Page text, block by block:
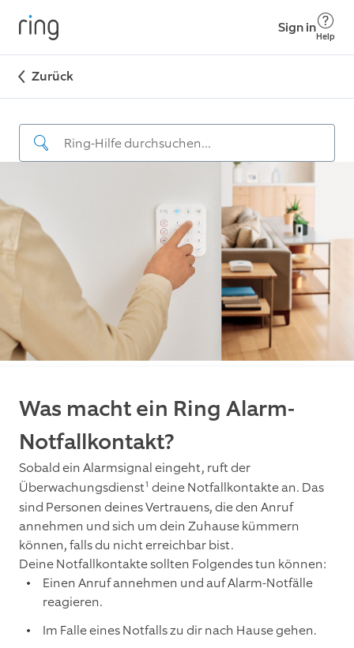
Sign in
Help
Zurück
Was macht ein Ring Alarm-
Notfallkontakt?
Sobald ein Alarmsignal eingeht, ruft der
Überwachungsdienst1 deine Notfallkontakte an. Das
sind Personen deines Vertrauens, die den Anruf
annehmen und sich um dein Zuhause kümmern
können, falls du nicht erreichbar bist.
Deine Notfallkontakte sollten Folgendes tun können:
Einen Anruf annehmen und auf Alarm-Notfälle
reagieren.
Im Falle eines Notfalls zu dir nach Hause gehen.